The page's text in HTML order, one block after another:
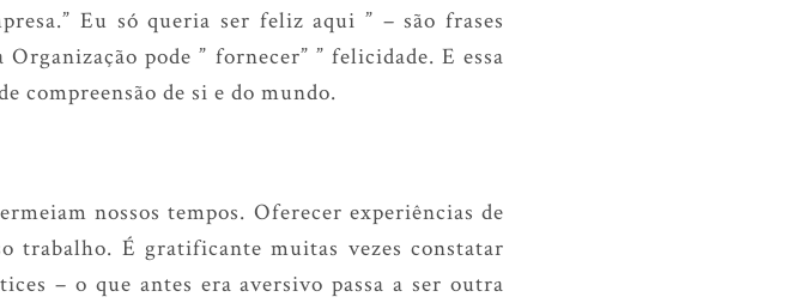
Eu só queria ser feliz aqui ” – são frases
pode ” fornecer” ” felicidade. E essa
compreensão de si e do mundo.
nossos tempos. Oferecer experiências de
trabalho. É gratificante muitas vezes constatar
– o que antes era aversivo passa a ser outra